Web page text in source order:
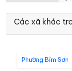
Các xã khác
Phường Bỉm Sơn